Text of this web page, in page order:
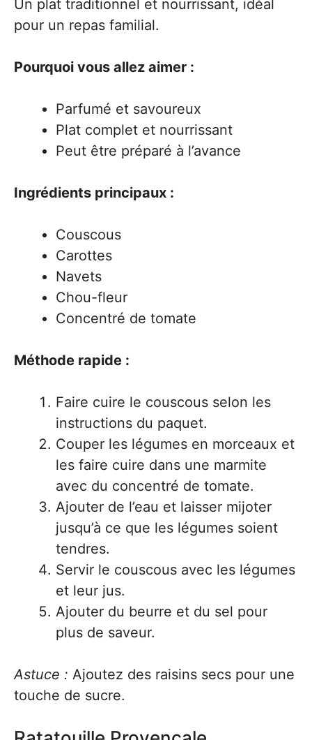
Un plat traditionnel et nourrissant, idéal
pour un repas familial.
Pourquoi vous allez aimer :
Parfumé et savoureux
Plat complet et nourrissant
Peut être préparé à l’avance
Ingrédients principaux :
Couscous
Carottes
Navets
Chou-fleur
Concentré de tomate
Méthode rapide :
Faire cuire le couscous selon les
instructions du paquet.
Couper les légumes en morceaux et
les faire cuire dans une marmite
avec du concentré de tomate.
Ajouter de l’eau et laisser mijoter
jusqu’à ce que les légumes soient
tendres.
Servir le couscous avec les légumes
et leur jus.
Ajouter du beurre et du sel pour
plus de saveur.
Astuce : Ajoutez des raisins secs pour une
touche de sucre.